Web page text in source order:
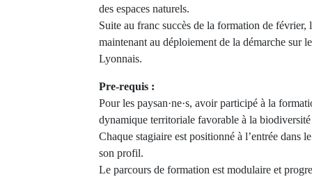
des espaces naturels.
Suite au franc succès de la formation de février,
maintenant au déploiement de la démarche sur
Lyonnais.
Pre-requis :
Pour les paysan·ne·s, avoir participé à la
dynamique territoriale favorable à la biodiversité
Chaque stagiaire est positionné à l’entrée dans
son profil.
Le parcours de formation est modulaire et